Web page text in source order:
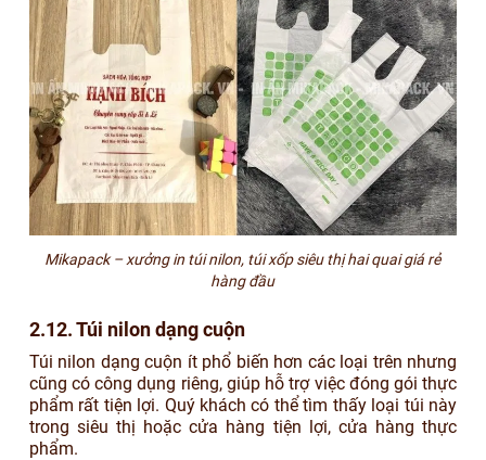
Mikapack – xưởng in túi nilon, túi xốp siêu thị hai quai giá rẻ
hàng đầu
2.12. Túi nilon dạng cuộn
Túi nilon dạng cuộn ít phổ biến hơn các loại trên nhưng
cũng có công dụng riêng, giúp hỗ trợ việc đóng gói thực
phẩm rất tiện lợi. Quý khách có thể tìm thấy loại túi này
trong siêu thị hoặc cửa hàng tiện lợi, cửa hàng thực
phẩm.